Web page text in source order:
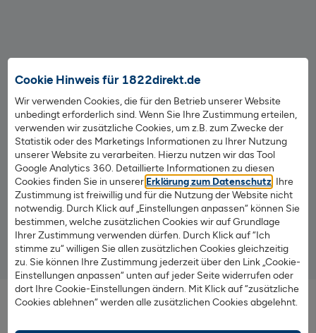
Cookie Hinweis für 1822direkt.de
Wir verwenden Cookies, die für den Betrieb unserer Website
unbedingt erforderlich sind. Wenn Sie Ihre Zustimmung erteilen,
verwenden wir zusätzliche Cookies, um z.B. zum Zwecke der
Statistik oder des Marketings Informationen zu Ihrer Nutzung
unserer Website zu verarbeiten. Hierzu nutzen wir das Tool
Google Analytics 360. Detaillierte Informationen zu diesen
Cookies finden Sie in unserer Erklärung zum Datenschutz . Ihre
Zustimmung ist freiwillig und für die Nutzung der Website nicht
notwendig. Durch Klick auf „Einstellungen anpassen“ können Sie
bestimmen, welche zusätzlichen Cookies wir auf Grundlage
Ihrer Zustimmung verwenden dürfen. Durch Klick auf “Ich
stimme zu“ willigen Sie allen zusätzlichen Cookies gleichzeitig
zu. Sie können Ihre Zustimmung jederzeit über den Link „Cookie-
Einstellungen anpassen“ unten auf jeder Seite widerrufen oder
dort Ihre Cookie-Einstellungen ändern. Mit Klick auf “zusätzliche
Cookies ablehnen“ werden alle zusätzlichen Cookies abgelehnt.
DasFestgeldkontoder 1822direkt
Bis zu2,60 % Zinsen p.a.auf Ihr Festgeld
Ab 5.000 €Anlagebetrag
Feste Laufzeit von6 bis 24 Monaten
Mehr Infos zum Festgeld